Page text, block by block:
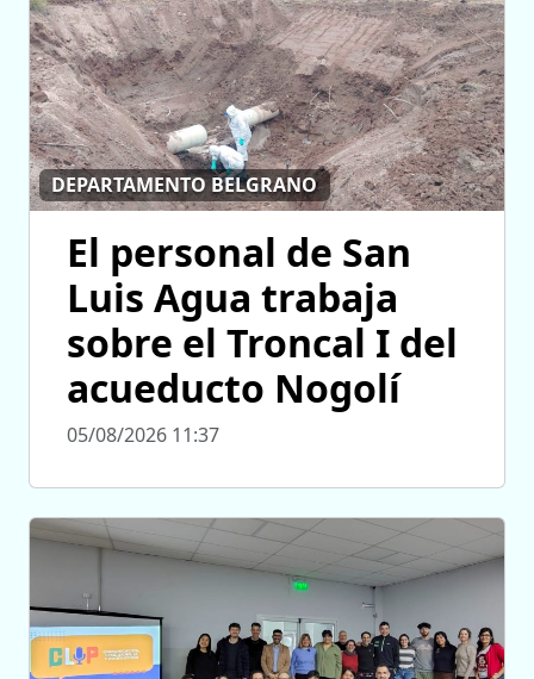
DEPARTAMENTO BELGRANO
El personal de San
Luis Agua trabaja
sobre el Troncal I del
acueducto Nogolí
05/08/2026 11:37